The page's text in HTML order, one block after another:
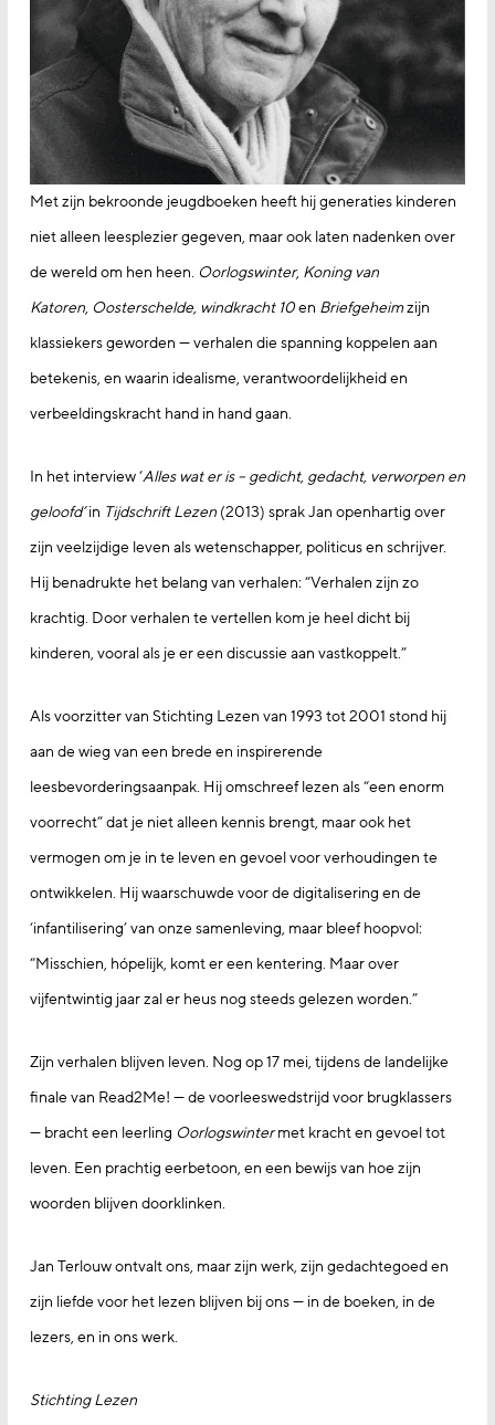
Met zijn bekroonde jeugdboeken heeft hij generaties kinderen
niet alleen leesplezier gegeven, maar ook laten nadenken over
de wereld om hen heen. Oorlogswinter, Koning van
Katoren, Oosterschelde, windkracht 10en Briefgeheimzijn
klassiekers geworden — verhalen die spanning koppelen aan
betekenis, en waarin idealisme, verantwoordelijkheid en
verbeeldingskracht hand in hand gaan.
In het interview ‘Alles wat er is – gedicht, gedacht, verworpen en
geloofd’in Tijdschrift Lezen (2013) sprak Jan openhartig over
zijn veelzijdige leven als wetenschapper, politicus en schrijver.
Hij benadrukte het belang van verhalen: “Verhalen zijn zo
krachtig. Door verhalen te vertellen kom je heel dicht bij
kinderen, vooral als je er een discussie aan vastkoppelt.”
Als voorzitter van Stichting Lezen van 1993 tot 2001 stond hij
aan de wieg van een brede en inspirerende
leesbevorderingsaanpak. Hij omschreef lezen als “een enorm
voorrecht” dat je niet alleen kennis brengt, maar ook het
vermogen om je in te leven en gevoel voor verhoudingen te
ontwikkelen. Hij waarschuwde voor de digitalisering en de
‘infantilisering’ van onze samenleving, maar bleef hoopvol:
“Misschien, hópelijk, komt er een kentering. Maar over
vijfentwintig jaar zal er heus nog steeds gelezen worden.”
Zijn verhalen blijven leven. Nog op 17 mei, tijdens de landelijke
finale van Read2Me! — de voorleeswedstrijd voor brugklassers
— bracht een leerling Oorlogswintermet kracht en gevoel tot
leven. Een prachtig eerbetoon, en een bewijs van hoe zijn
woorden blijven doorklinken.
Jan Terlouw ontvalt ons, maar zijn werk, zijn gedachtegoed en
zijn liefde voor het lezen blijven bij ons — in de boeken, in de
lezers, en in ons werk.
Stichting Lezen